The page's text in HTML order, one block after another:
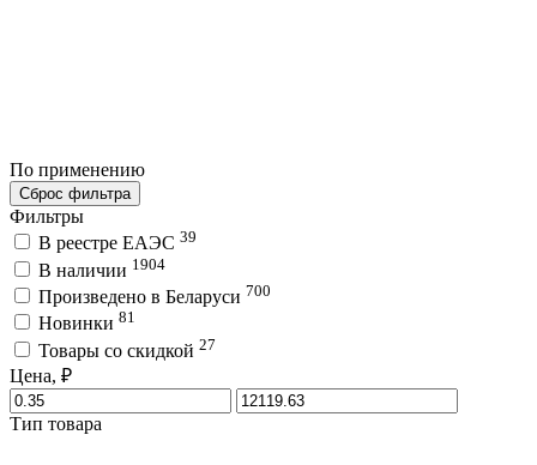
По применению
Сброс фильтра
Фильтры
В реестре ЕАЭС 39
В наличии 1904
Произведено в Беларуси 700
Новинки 81
Товары со скидкой 27
Цена, ₽
Тип товара